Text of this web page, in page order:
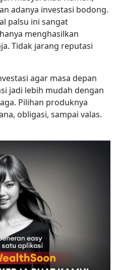
adanya investasi bodong.
palsu ini sangat
menghasilkan
Tidak jarang reputasi
agar masa depan
jadi lebih mudah dengan
Pilihan produknya
obligasi, sampai valas.